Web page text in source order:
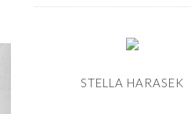
STELLA HARASEK